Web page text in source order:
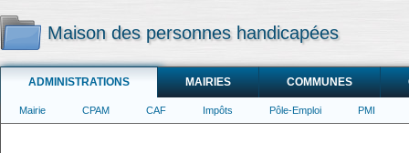
Maison des personnes handicapées
ADMINISTRATIONS MAIRIES COMMUNES
Mairie CPAM CAF Impôts Pôle-Emploi PMI